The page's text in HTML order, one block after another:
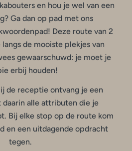
en hou je wel van een
Ga dan op pad met ons
Deze route van 2
de mooiste plekjes van
gewaarschuwd: je moet je
erbij houden!
de receptie ontvang je een
daarin alle attributen die je
Bij elke stop op de route kom
en een uitdagende opdracht
tegen.